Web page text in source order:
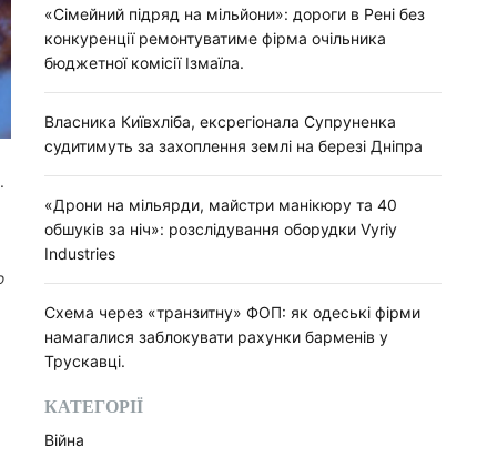
«Сімейний підряд на мільйони»: дороги в Рені без
конкуренції ремонтуватиме фірма очільника
бюджетної комісії Ізмаїла.
Власника Київхліба, ексрегіонала Супруненка
судитимуть за захоплення землі на березі Дніпра
«Дрони на мільярди, майстри манікюру та 40
обшуків за ніч»: розслідування оборудки Vyriy
Industries
Схема через «транзитну» ФОП: як одеські фірми
намагалися заблокувати рахунки барменів у
Трускавці.
КАТЕГОРІЇ
Війна